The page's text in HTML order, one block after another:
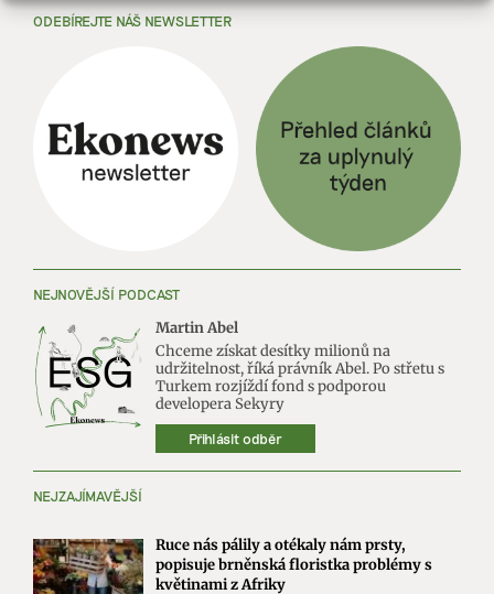
ODEBÍREJTE NÁŠ NEWSLETTER
NEJNOVĚJŠÍ PODCAST
Martin Abel
Chceme získat desítky milionů na
udržitelnost, říká právník Abel. Po střetu s
Turkem rozjíždí fond s podporou
developera Sekyry
Přihlásit odběr
NEJZAJÍMAVĚJŠÍ
Ruce nás pálily a otékaly nám prsty,
popisuje brněnská floristka problémy s
květinami z Afriky